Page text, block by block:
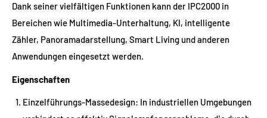
Dank seiner vielfältigen Funktionen kann der IPC2000 in
Bereichen wie Multimedia-Unterhaltung, KI, intelligente
Zähler, Panoramadarstellung, Smart Living und anderen
Anwendungen eingesetzt werden.
Eigenschaften
Einzelführungs-Massedesign: In industriellen Umgebungen